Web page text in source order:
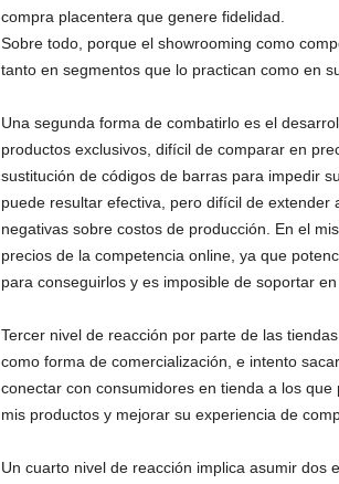
compra placentera que genere fidelidad.
Sobre todo, porque el showrooming como
tanto en segmentos que lo practican como en
Una segunda forma de combatirlo es el
productos exclusivos, difícil de comparar en
sustitución de códigos de barras para impedir
puede resultar efectiva, pero difícil de
negativas sobre costos de producción. En el
precios de la competencia online, ya que
para conseguirlos y es imposible de soportar
Tercer nivel de reacción por parte de las
como forma de comercialización, e intento
conectar con consumidores en tienda a los
mis productos y mejorar su experiencia de
Un cuarto nivel de reacción implica asumir dos